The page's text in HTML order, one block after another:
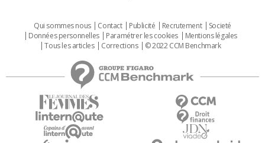
Qui sommes nous Contact Publicité Recrutement
Societé
Données personnelles
Paramétrer les cookies
Mentions légales
Tous les articles
Corrections © 2022 CCM Benchmark